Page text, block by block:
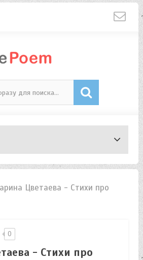
Цветаева - Стихи про
0
- Стихи про